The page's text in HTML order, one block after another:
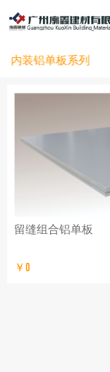
内装铝单板系列
留缝组合铝单板
￥0